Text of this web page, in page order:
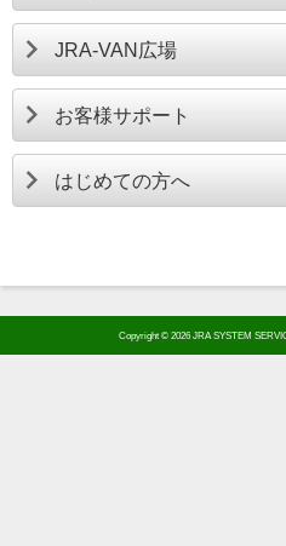
JRA-VAN広場
お客様サポート
はじめての方へ
Copyright © 2026 JRA SYSTEM